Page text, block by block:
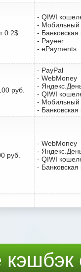
0.2$
- QIWI
- Мобильный
-
- Payeer
- ePayments
руб.
- PayPal
- WebMoney
-
- QIWI
- Мобильный
-
руб.
- WebMoney
-
- QIWI
-